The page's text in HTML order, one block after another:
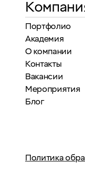
Портфолио
Академия
О компании
Контакты
Вакансии
Мероприятия
Блог
Политика